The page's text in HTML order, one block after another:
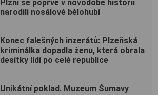
Plzni se poprvé v novodobé historii
narodili nosálové bělohubí
Konec falešných inzerátů: Plzeňská
kriminálka dopadla ženu, která obrala
desítky lidí po celé republice
Unikátní poklad. Muzeum Šumavy